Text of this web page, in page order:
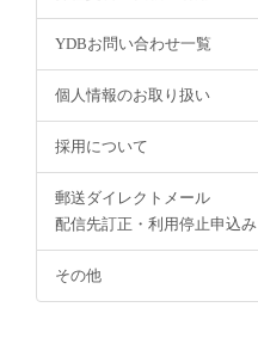
YDBお問い合わせ一覧
個人情報のお取り扱い
採用について
郵送ダイレクトメール
配信先訂正・利用停止申込み
その他